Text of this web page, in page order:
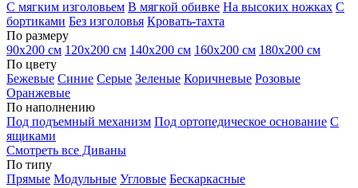
С мягким изголовьем В мягкой обивке На высоких ножках С
бортиками Без изголовья Кровать-тахта
По размеру
90х200 см 120х200 см 140х200 см 160х200 см 180х200 см
По цвету
Бежевые Синие Серые Зеленые Коричневые Розовые
Оранжевые
По наполнению
Под подъемный механизм Под ортопедическое основание С
ящиками
Смотреть все Диваны
По типу
Прямые Модульные Угловые Бескаркасные